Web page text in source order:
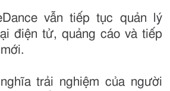
vẫn tiếp tục quản lý
điện tử, quảng cáo và tiếp
trải nghiệm của người